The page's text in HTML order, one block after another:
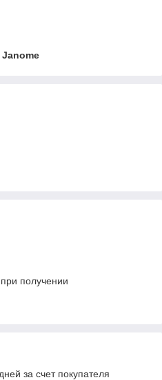
Janome
получении
за счет покупателя